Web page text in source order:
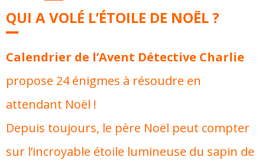
QUI A VOLÉ L’ÉTOILE DE NOËL ?
Calendrier de l’Avent Détective Charlie
propose 24 énigmes à résoudre en
attendant Noël !
Depuis toujours, le père Noël peut compter
sur l’incroyable étoile lumineuse du sapin de